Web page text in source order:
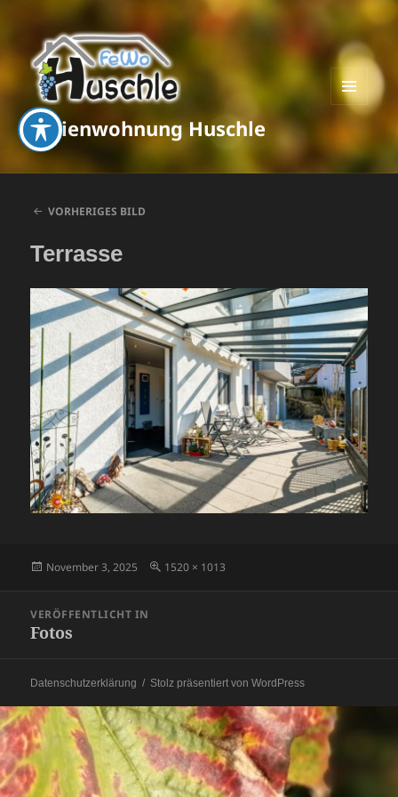
Ferienwohnung Huschle
MENÜ
UND
WIDGETS
VORHERIGES BILD
Terrasse
Veröffentlicht
November 3, 2025 Originalgröße
1520 × 1013
VERÖFFENTLICHT IN
Fotos
Datenschutzerklärung Stolz präsentiert von WordPress